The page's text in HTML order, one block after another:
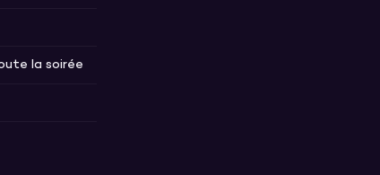
la soirée